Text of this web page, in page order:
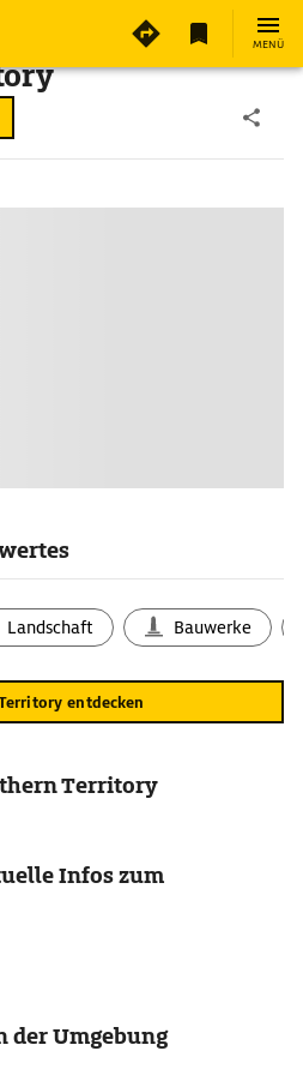
MENÜ
Landschaft Bauwerke
entdecken
Territory
Infos zum
der Umgebung